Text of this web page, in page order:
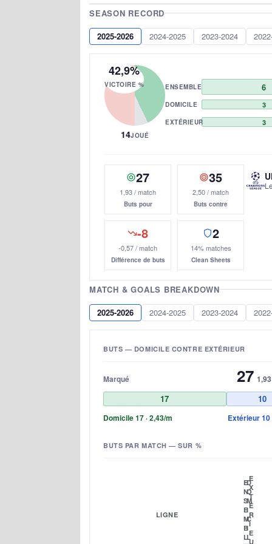
SEASON RECORD
2025-2026
2024-2025 2023-2024
42,9%
VICTOIRE %
14JOUÉ
ENSEMBLE 6
DOMICILE 3
EXTÉRIEUR 3
27
1,93 / match
Buts pour
35
2,50 / match
Buts contre
-8
-0,57 / match
Différence de buts
2
14% matches
Clean Sheets
MATCH & GOALS BREAKDOWN
2025-2026
2024-2025 2023-2024
BUTS — DOMICILE CONTRE EXTÉRIEUR
Marqué 27
17 10
Domicile 17 · 2,43/m Extérieur 10
BUTS PAR MATCH — SUR %
LIGNE
E
N
S
E
M
B
L
D
O
M
I
C
I
L
E
X
T
É
R
I
E
U